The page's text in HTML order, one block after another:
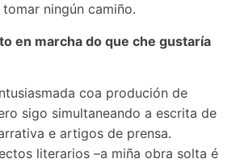
ningún camiño.
en marcha do que che gustaría
coa produción de
sigo simultaneando a escrita de
e artigos de prensa.
literarios –a miña obra solta é